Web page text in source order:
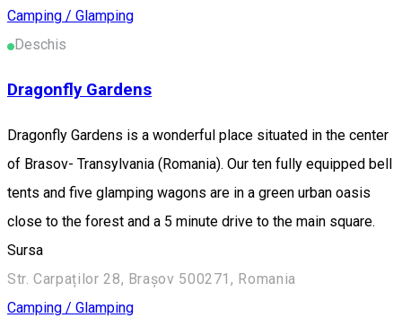
Camping / Glamping
Deschis
Dragonfly Gardens
Dragonfly Gardens is a wonderful place situated in the center
of Brasov- Transylvania (Romania). Our ten fully equipped bell
tents and five glamping wagons are in a green urban oasis
close to the forest and a 5 minute drive to the main square.
Sursa
Str. Carpaților 28, Brașov 500271, Romania
Camping / Glamping